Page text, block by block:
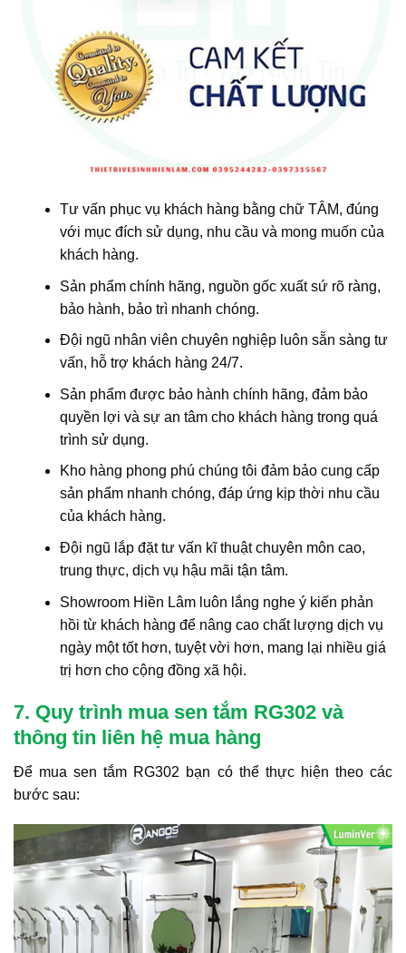
Tư vấn phục vụ khách hàng bằng chữ TÂM, đúng
với mục đích sử dụng, nhu cầu và mong muốn của
khách hàng.
Sản phẩm chính hãng, nguồn gốc xuất sứ rõ ràng,
bảo hành, bảo trì nhanh chóng.
Đội ngũ nhân viên chuyên nghiệp luôn sẵn sàng tư
vấn, hỗ trợ khách hàng 24/7.
Sản phẩm được bảo hành chính hãng, đảm bảo
quyền lợi và sự an tâm cho khách hàng trong quá
trình sử dụng.
Kho hàng phong phú chúng tôi đảm bảo cung cấp
sản phẩm nhanh chóng, đáp ứng kịp thời nhu cầu
của khách hàng.
Đội ngũ lắp đặt tư vấn kĩ thuật chuyên môn cao,
trung thực, dịch vụ hậu mãi tận tâm.
Showroom Hiền Lâm luôn lắng nghe ý kiến phản
hồi từ khách hàng để nâng cao chất lượng dịch vụ
ngày một tốt hơn, tuyệt vời hơn, mang lại nhiều giá
trị hơn cho cộng đồng xã hội.
7. Quy trình mua sen tắm RG302 và
thông tin liên hệ mua hàng
Để mua sen tắm RG302 bạn có thể thực hiện theo các
bước sau: